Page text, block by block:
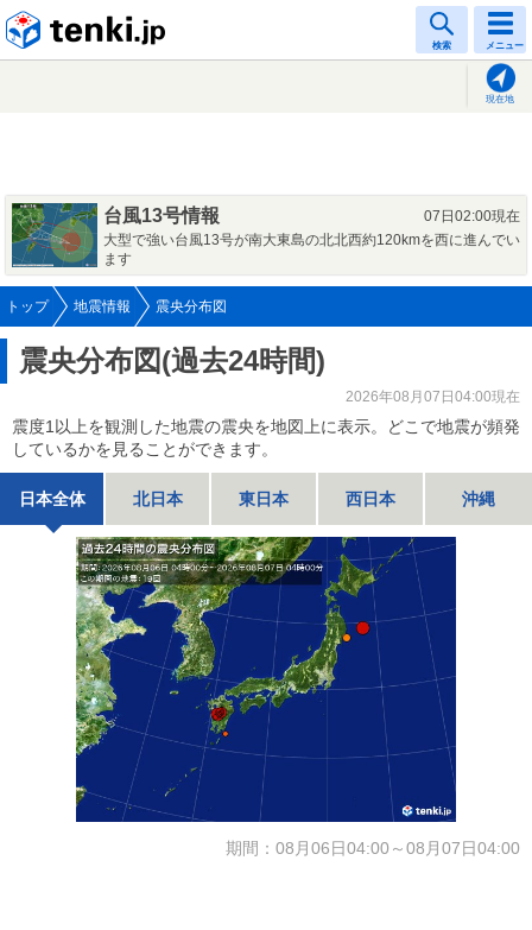
検索 メニュー
現在地
台風13号情報
07日02:00現在
大型で強い台風13号が南大東島の北北西約120kmを西に進んでい
ます
トップ 地震情報 震央分布図
震央分布図(過去24時間)
2026年08月07日04:00現在
震度1以上を観測した地震の震央を地図上に表示。どこで地震が頻発
しているかを見ることができます。
日本全体 北日本 東日本 西日本 沖縄
期間：08月06日04:00～08月07日04:00